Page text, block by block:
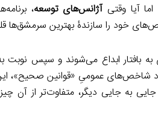
آیا وقتیآژانس‌های توسعه،
خود را سازندۀ بهترین سرمشق‌ها
بافتار ابداع می‌شوند و سپس
شاخص‌های عمومیِ «قوانین صحیح»،
جایی به جایی دیگر، متفاوت‌تر از